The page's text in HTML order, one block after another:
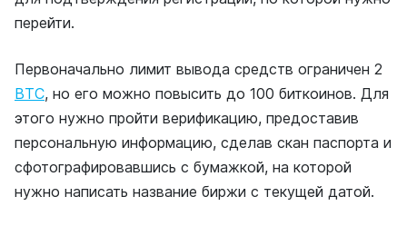
перейти.
Первоначально лимит вывода средств ограничен 2
BTC, но его можно повысить до 100 биткоинов. Для
этого нужно пройти верификацию, предоставив
персональную информацию, сделав скан паспорта и
сфотографировавшись с бумажкой, на которой
нужно написать название биржи с текущей датой.